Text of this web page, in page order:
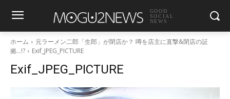
GOOD
SOCIAL
NEWS
ホーム
元ラーメン二郎「生郎」が閉店か？ 噂を店主に直撃&閉店の証
拠…!?
Exif_JPEG_PICTURE
Exif_JPEG_PICTURE